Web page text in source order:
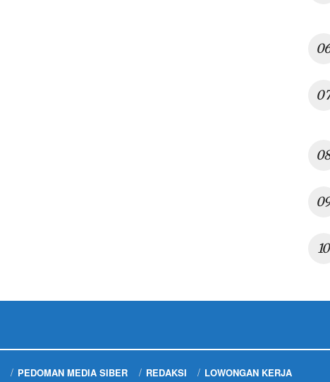
PEDOMAN MEDIA SIBER REDAKSI LOWONGAN KERJA